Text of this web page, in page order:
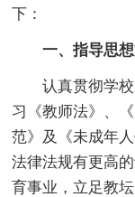
下：
一、指导思想
认真贯彻学
习《教师法》、
范》及《未成年
法律法规有更高
育事业，立足教